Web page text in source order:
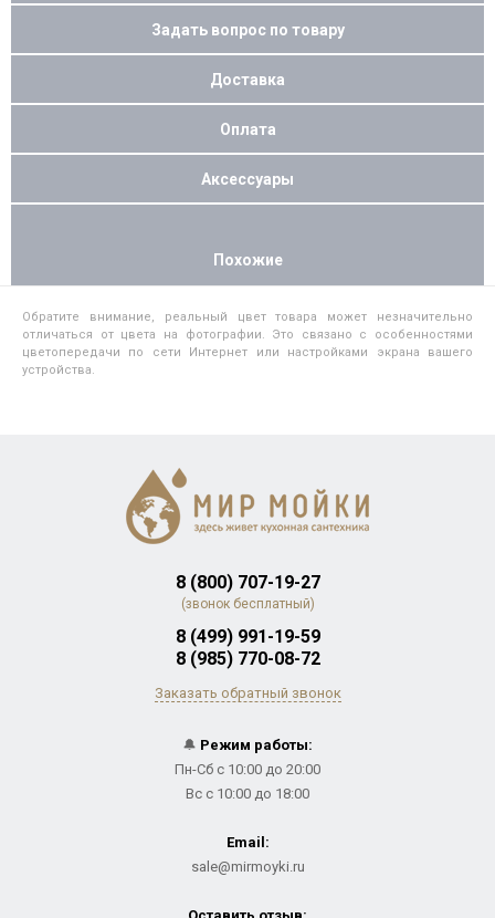
Задать вопрос по товару
Доставка
Оплата
Аксессуары
Похожие
Обратите внимание, реальный цвет товара может незначительно
отличаться от цвета на фотографии. Это связано с особенностями
цветопередачи по сети Интернет или настройками экрана вашего
устройства.
8 (800) 707-19-27
(звонок бесплатный)
8 (499) 991-19-59
8 (985) 770-08-72
Заказать обратный звонок
🔔 Режим работы:
Пн-Сб с 10:00 до 20:00
Вс с 10:00 до 18:00
Email:
sale@mirmoyki.ru